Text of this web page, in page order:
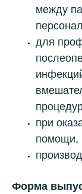
между
для
при
помощи,
Форма